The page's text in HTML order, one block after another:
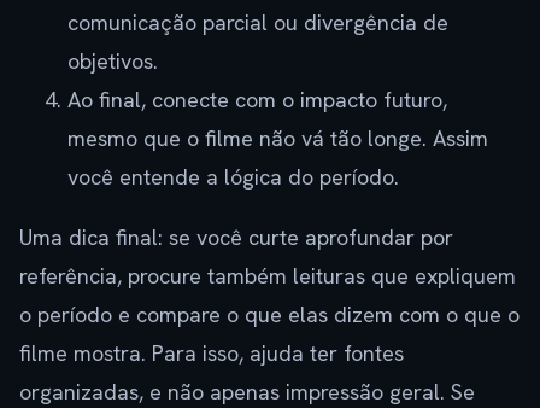
comunicação parcial ou divergência de
objetivos.
Ao final, conecte com o impacto futuro,
mesmo que o filme não vá tão longe. Assim
você entende a lógica do período.
Uma dica final: se você curte aprofundar por
referência, procure também leituras que expliquem
o período e compare o que elas dizem com o que o
filme mostra. Para isso, ajuda ter fontes
organizadas, e não apenas impressão geral. Se